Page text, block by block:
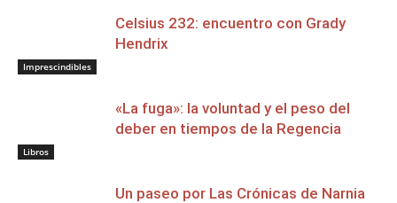
Imprescindibles
Celsius 232: encuentro con Grady
Hendrix
Libros
«La fuga»: la voluntad y el peso del
deber en tiempos de la Regencia
Un paseo por Las Crónicas de Narnia